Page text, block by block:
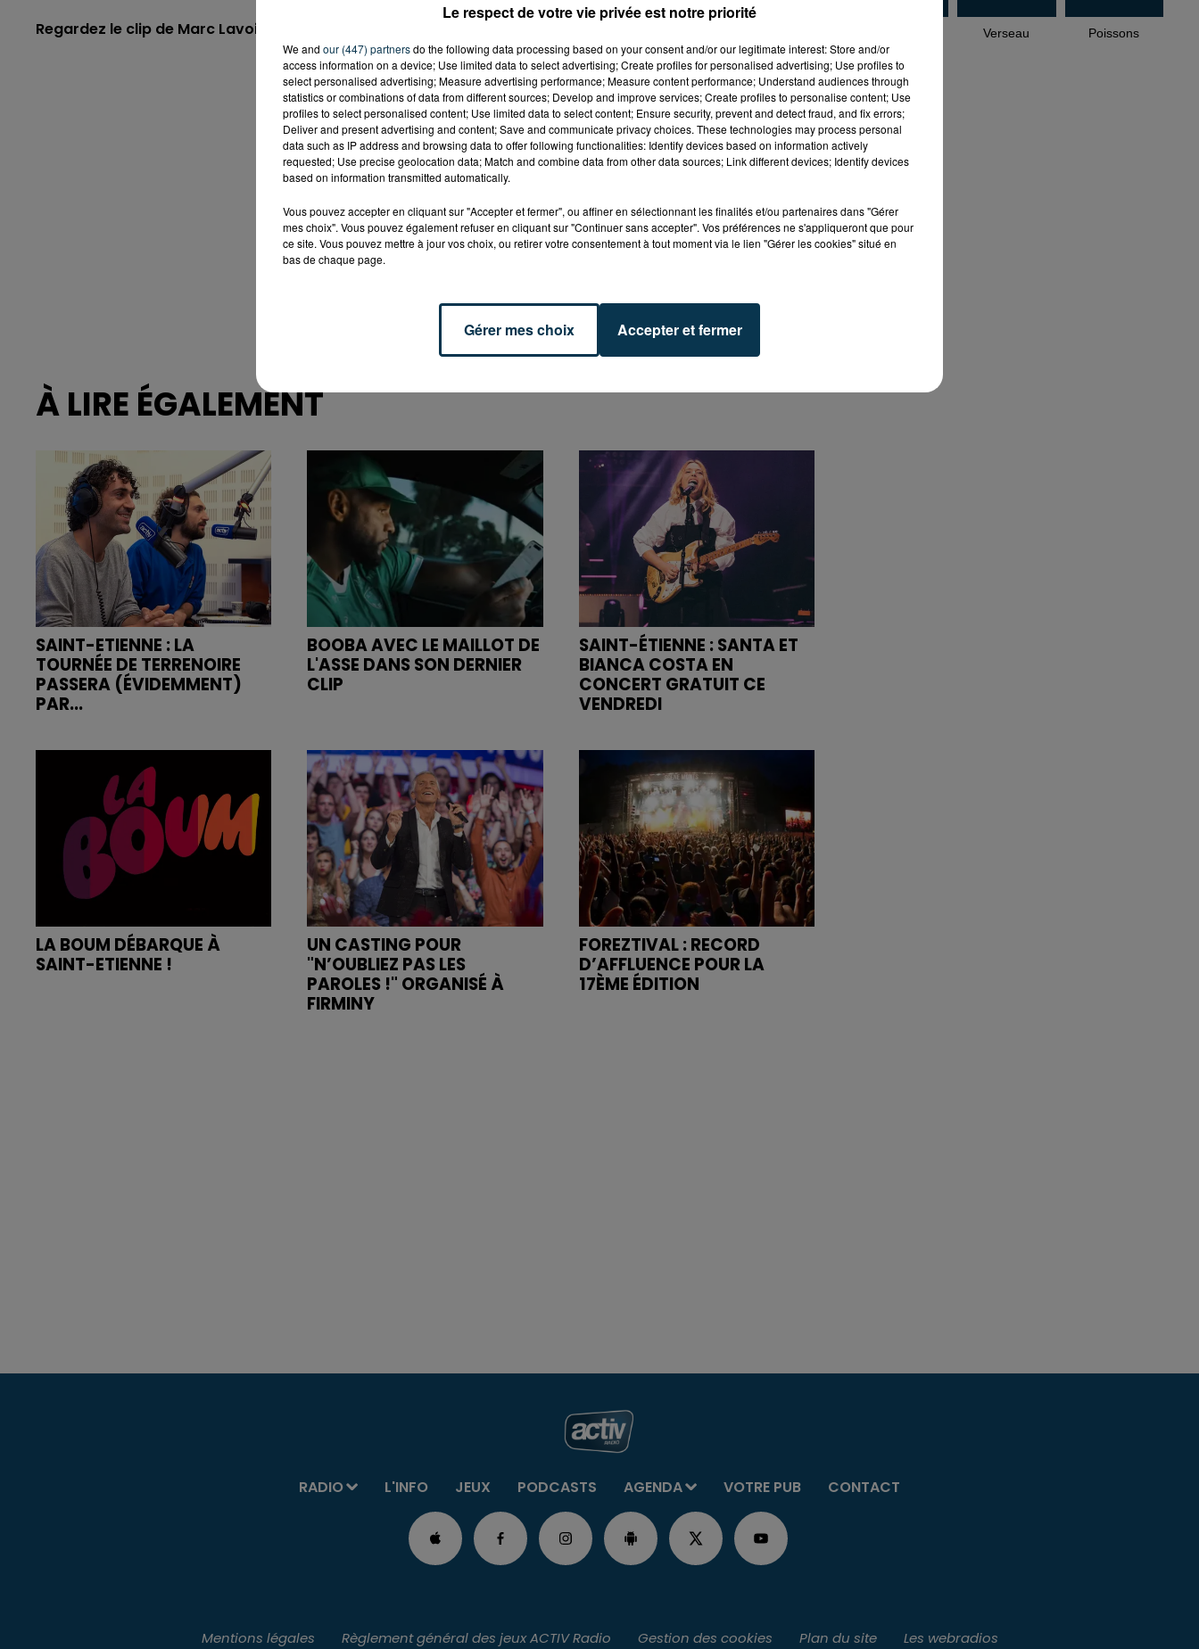
Regardez le clip de Marc Lavoine,
À LIRE ÉGALEMENT
SAINT-ETIENNE : LA
TOURNÉE DE TERRENOIRE
PASSERA (ÉVIDEMMENT)
PAR...
BOOBA AVEC LE MAILLOT DE
L'ASSE DANS SON DERNIER
CLIP
SAINT-ÉTIENNE : SANTA ET
BIANCA COSTA EN
CONCERT GRATUIT CE
VENDREDI
LA BOUM DÉBARQUE À
SAINT-ETIENNE !
UN CASTING POUR
"N’OUBLIEZ PAS LES
PAROLES !" ORGANISÉ À
FIRMINY
FOREZTIVAL : RECORD
D’AFFLUENCE POUR LA
17ÈME ÉDITION
Verseau Poissons
RADIO L'INFO JEUX PODCASTS AGENDA VOTRE PUB CONTACT
Mentions légales Règlement général des jeux ACTIV Radio Gestion des cookies Plan du site Les webradios
Le respect de votre vie privée est notre priorité
We and our (447) partnersdo the following data processing based on your consent and/or our legitimate interest: Store and/or
access information on a device; Use limited data to select advertising; Create profiles for personalised advertising; Use profiles to
select personalised advertising; Measure advertising performance; Measure content performance; Understand audiences through
statistics or combinations of data from different sources; Develop and improve services; Create profiles to personalise content; Use
profiles to select personalised content; Use limited data to select content; Ensure security, prevent and detect fraud, and fix errors;
Deliver and present advertising and content; Save and communicate privacy choices. These technologies may process personal
data such as IP address and browsing data to offer following functionalities: Identify devices based on information actively
requested; Use precise geolocation data; Match and combine data from other data sources; Link different devices; Identify devices
based on information transmitted automatically.
Vous pouvez accepter en cliquant sur "Accepter et fermer", ou affiner en sélectionnant les finalités et/ou partenaires dans "Gérer
mes choix". Vous pouvez également refuser en cliquant sur "Continuer sans accepter". Vos préférences ne s'appliqueront que pour
ce site. Vous pouvez mettre à jour vos choix, ou retirer votre consentement à tout moment via le lien "Gérer les cookies" situé en
bas de chaque page.
Gérer mes choix Accepter et fermer